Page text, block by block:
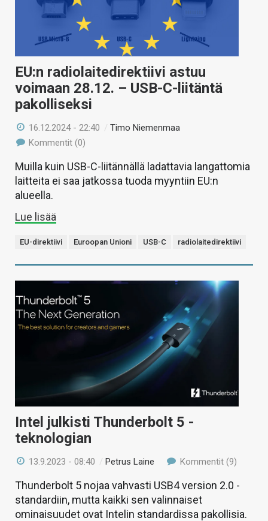
EU:n radiolaitedirektiivi astuu
voimaan 28.12. – USB-C-liitäntä
pakolliseksi
16.12.2024 - 22:40 /Timo Niemenmaa
Kommentit (0)
Muilla kuin USB-C-liitännällä ladattavia langattomia
laitteita ei saa jatkossa tuoda myyntiin EU:n
alueella.
Lue lisää
EU-direktiivi Euroopan Unioni USB-C radiolaitedirektiivi
Intel julkisti Thunderbolt 5 -
teknologian
13.9.2023 - 08:40 /Petrus Laine Kommentit (9)
Thunderbolt 5 nojaa vahvasti USB4 version 2.0 -
standardiin, mutta kaikki sen valinnaiset
ominaisuudet ovat Intelin standardissa pakollisia.